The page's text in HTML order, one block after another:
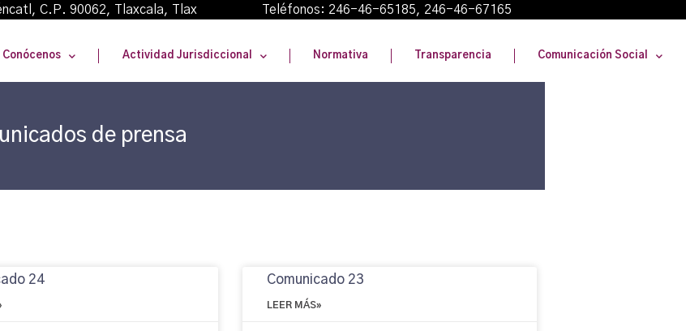
C.P. 90062, Tlaxcala, Tlax Teléfonos: 246-46-65185, 246-46-67165
Conócenos Actividad Jurisdiccional Normativa Transparencia Comunicación Social
de prensa
24 Comunicado 23
LEER MÁS»